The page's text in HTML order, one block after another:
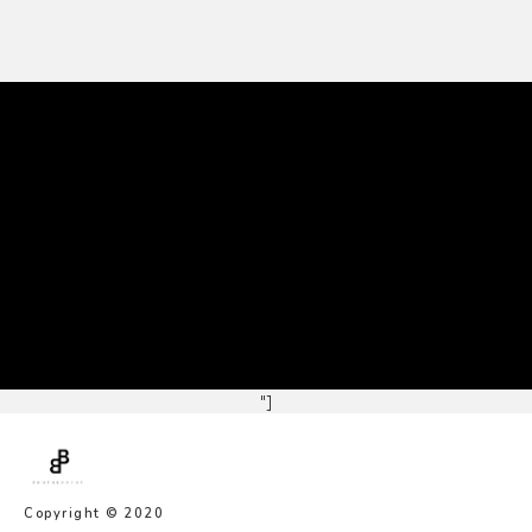
"]
Copyright © 2020